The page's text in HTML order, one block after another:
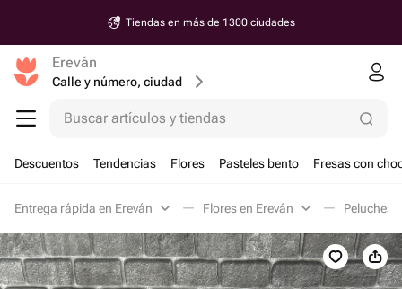
Tiendas en más de 1300 ciudades
Ereván
Calle y número, ciudad
Buscar artículos y tiendas
Descuentos Tendencias Flores Pasteles bento Fresas con
Entrega rápida en Ereván Flores en Ereván Peluches